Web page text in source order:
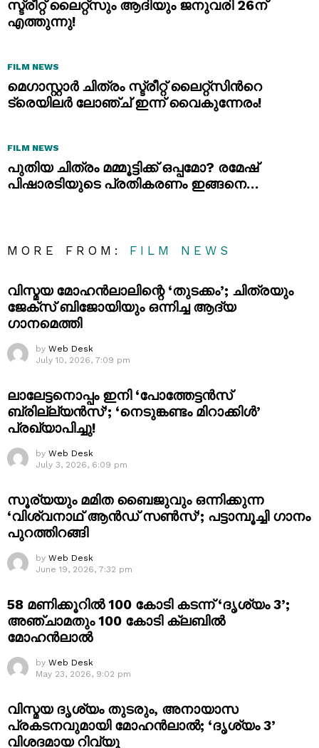
സ്ട്രീറ്റ് ലൈറ്റ്സും ആദിയും ജനുവരി 26ന്
എത്തുന്നു!
FILM NEWS
മെഗാസ്റ്റാർ ചിത്രം സ്ട്രീറ്റ് ലൈറ്റ്സിന്‍റെ
ട്രെയിലർ ലോഞ്ച് ഇന്ന് വൈകുന്നേരം!
FILM NEWS
പുതിയ ചിത്രം മമ്മൂട്ടിക്ക് ഒപ്പമോ? രമേഷ്
പിഷാരടിയുടെ പ്രതികരണം ഇങ്ങനെ…
MORE FROM: FILM NEWS
വിസ്മയ മോഹൻലാലിന്റെ ‘തുടക്കം’; ചിത്രയും
ജേക്സ് ബിജോയിയും ഒന്നിച്ച ആദ്യ
ഗാനമെത്തി
by Web Desk
July 10, 2026, 7:09 pm
ലാലേട്ടനൊപ്പം ഇനി ‘പോത്തേട്ടൻസ്
ബ്രില്ല്യൻസ്’; ‘നെടുങ്കണ്ടം മിറാക്കിൾ’
പ്രഖ്യാപിച്ചു!
by Web Desk
July 3, 2026, 6:09 pm
സൂര്യയും മമിത ബൈജുവും ഒന്നിക്കുന്ന
‘വിശ്വനാഥ് ആൻഡ് സൺസ്’; പട്ടാമ്പൂച്ചി ഗാനം
പുറത്തിറങ്ങി
by Web Desk
June 19, 2026, 7:32 pm
58 മണിക്കൂറിൽ 100 കോടി കടന്ന് ‘ദൃശ്യം 3’;
അഞ്ചാമതും 100 കോടി ക്ലബിൽ
മോഹൻലാൽ
by Web Desk
May 23, 2026, 9:02 pm
വിസ്മയ ദൃശ്യം തുടരും, അനായാസ
പ്രകടനവുമായി മോഹൻലാൽ; ‘ദൃശ്യം 3’
വിശദമായ റിവ്യൂ